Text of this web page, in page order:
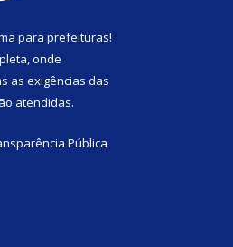
para prefeituras!
onde
as exigências das
atendidas.
Pública